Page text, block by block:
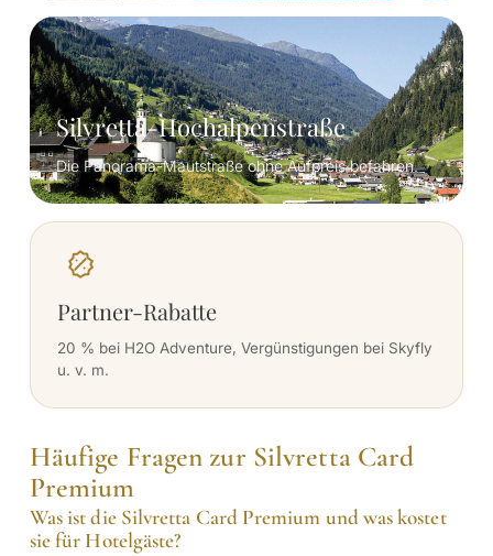
Silvretta-Hochalpenstraße
Die Panorama-Mautstraße ohne Aufpreis befahren.
Partner-Rabatte
20 % bei H2O Adventure, Vergünstigungen bei Skyfly
u. v. m.
Häufige Fragen zur Silvretta Card
Premium
Was ist die Silvretta Card Premium und was kostet
sie für Hotelgäste?